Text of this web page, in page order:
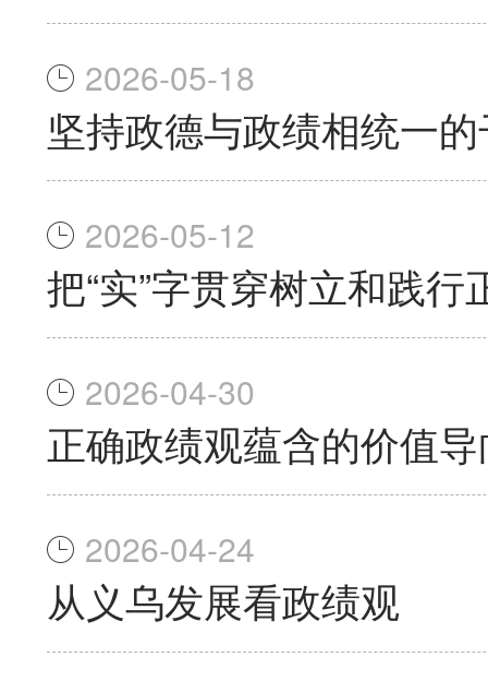
2026-05-18
坚持政德与政绩相统一
2026-05-12
把“实”字贯穿树立和践
2026-04-30
正确政绩观蕴含的价值
2026-04-24
从义乌发展看政绩观